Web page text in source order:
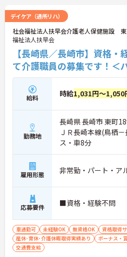
さい！
デイケア（通所リハ）
社会福祉法人扶早会介護老人保健施設
福祉法人扶早会
【長崎県／長崎市】資格
て介護職員の募集です！＜
給料 時給1,031円～1,050
勤務地
長崎県 長崎市 東町
ＪＲ長崎本線(鳥栖
ス・車8分
雇用形態 非常勤・パート・ア
応募要件 ■資格・経験不問
車通勤可 未経験OK 無資格OK 資格取得
産休･育休･介護休暇取得実績あり
ボーナス・
交通費支給